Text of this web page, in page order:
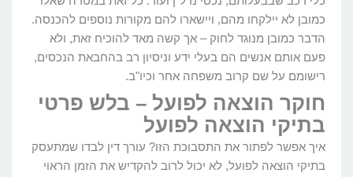
כמובן לא יילקחו מהם, ויישארו להם מקורות נוספים להכנסה.
הדבר כמובן מנוגד לחוק – אך קשה מאד להוכיח זאת, ולא
פעם אותם אנשים הם בעלי ידע וניסיון רב בהחבאת הנכסים,
רישומם על שם קרוב משפחה אחר וכיו"ב.
חוקר הוצאה לפועל – בלש פרטי
בתיקי הוצאה לפועל
איך אפשר לפתור את התסבוכת הזו? עורך דין לבדו שמתעסק
בתיקי הוצאה לפועל, לא יכול לרוב להקדיש את הזמן הראוי